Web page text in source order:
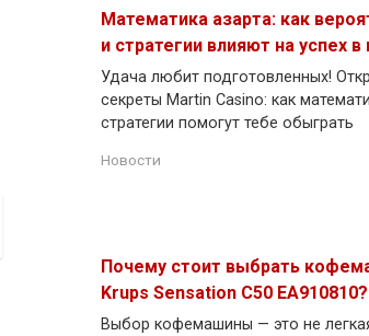
Математика азарта: как
и стратегии влияют на успех в
Удача любит подготовленных!
секреты Martin Casino: как
стратегии помогут тебе обыграть
Новости
Почему стоит выбрать
Krups Sensation C50 EA910810?
Выбор кофемашины — это не